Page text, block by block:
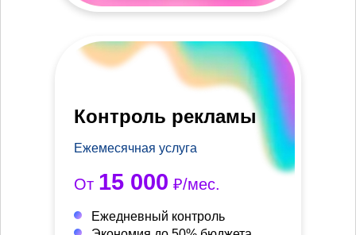
Контроль рекламы
Ежемесячная услуга
От 15 000 ₽/мес.
Ежедневный контроль